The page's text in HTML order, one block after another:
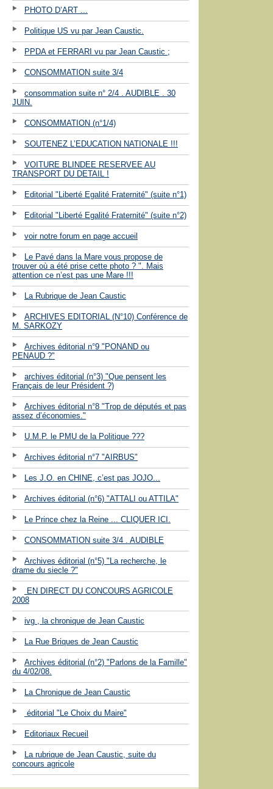
PHOTO D’ART ...
Politique US vu par Jean Caustic.
PPDA et FERRARI vu par Jean Caustic ;
CONSOMMATION suite 3/4
consommation suite n° 2/4 . AUDIBLE . 30
JUIN.
CONSOMMATION (n°1/4)
SOUTENEZ L’EDUCATION NATIONALE !!!
VOITURE BLINDEE RESERVEE AU
TRANSPORT DU DETAIL !
Editorial "Liberté Egalité Fraternité" (suite n°1)
Editorial "Liberté Egalité Fraternité" (suite n°2)
voir notre forum en page accueil
Le Pavé dans la Mare vous propose de
trouver où a été prise cette photo ? ". Mais
attention ce n’est pas une Mare !!!
La Rubrique de Jean Caustic
ARCHIVES EDITORIAL (N°10) Conférence de
M. SARKOZY
Archives éditorial n°9 "PONAND ou
PENAUD ?"
archives éditorial (n°3) "Que pensent les
Français de leur Président ?)
Archives éditorial n°8 "Trop de députés et pas
assez d’économies."
U.M.P. le PMU de la Politique ???
Archives éditorial n°7 "AIRBUS"
Les J.O. en CHINE, c’est pas JOJO...
Archives éditorial (n°6) "ATTALI ou ATTILA"
Le Prince chez la Reine ... CLIQUER ICI.
CONSOMMATION suite 3/4 . AUDIBLE
Archives éditorial (n°5) "La recherche, le
drame du siecle ?"
EN DIRECT DU CONCOURS AGRICOLE
2008
ivg , la chronique de Jean Caustic
La Rue Briques de Jean Caustic
Archives éditorial (n°2) "Parlons de la Famille"
du 4/02/08.
La Chronique de Jean Caustic
éditorial "Le Choix du Maire"
Editoriaux Recueil
La rubrique de Jean Caustic, suite du
concours agricole